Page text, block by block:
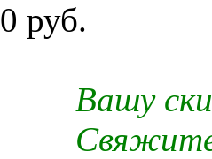
0 руб.
Вашу